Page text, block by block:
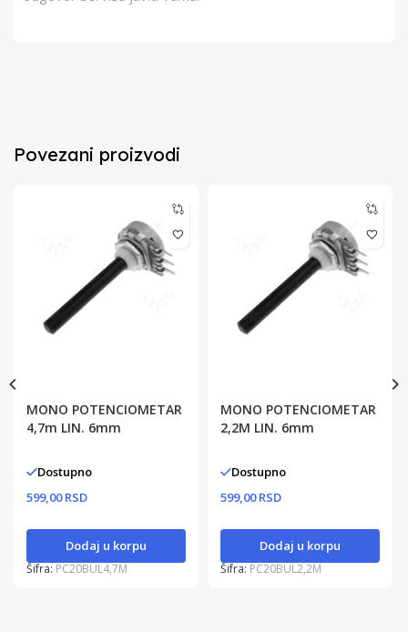
Povezani proizvodi
MONO POTENCIOMETAR
4,7m LIN. 6mm
Dostupno
599,00 RSD
Dodaj u korpu
Šifra: PC20BUL4,7M
MONO POTENCIOMETAR
2,2M LIN. 6mm
Dostupno
599,00 RSD
Dodaj u korpu
Šifra: PC20BUL2,2M